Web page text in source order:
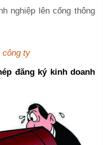
nghiệp lên cổng thông
công ty
đăng ký kinh doanh